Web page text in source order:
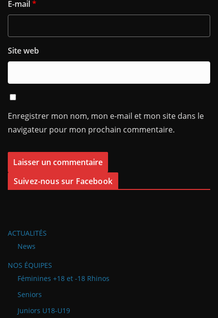
E-mail*
Site web
Enregistrer mon nom, mon e-mail et mon site dans le
navigateur pour mon prochain commentaire.
Suivez-nous sur Facebook
ACTUALITÉS
News
NOS ÉQUIPES
Féminines +18 et -18 Rhinos
Seniors
Juniors U18-U19